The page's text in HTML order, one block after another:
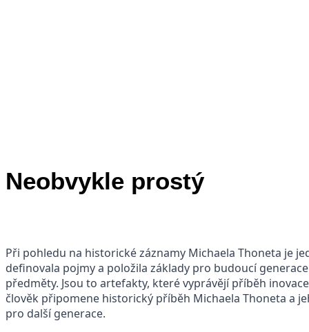
Neobvykle prostý
Při pohledu na historické záznamy Michaela Thoneta je
definovala pojmy a položila základy pro budoucí
předměty. Jsou to artefakty, které vyprávějí příběh
člověk připomene historický příběh Michaela Thoneta a
pro další generace.